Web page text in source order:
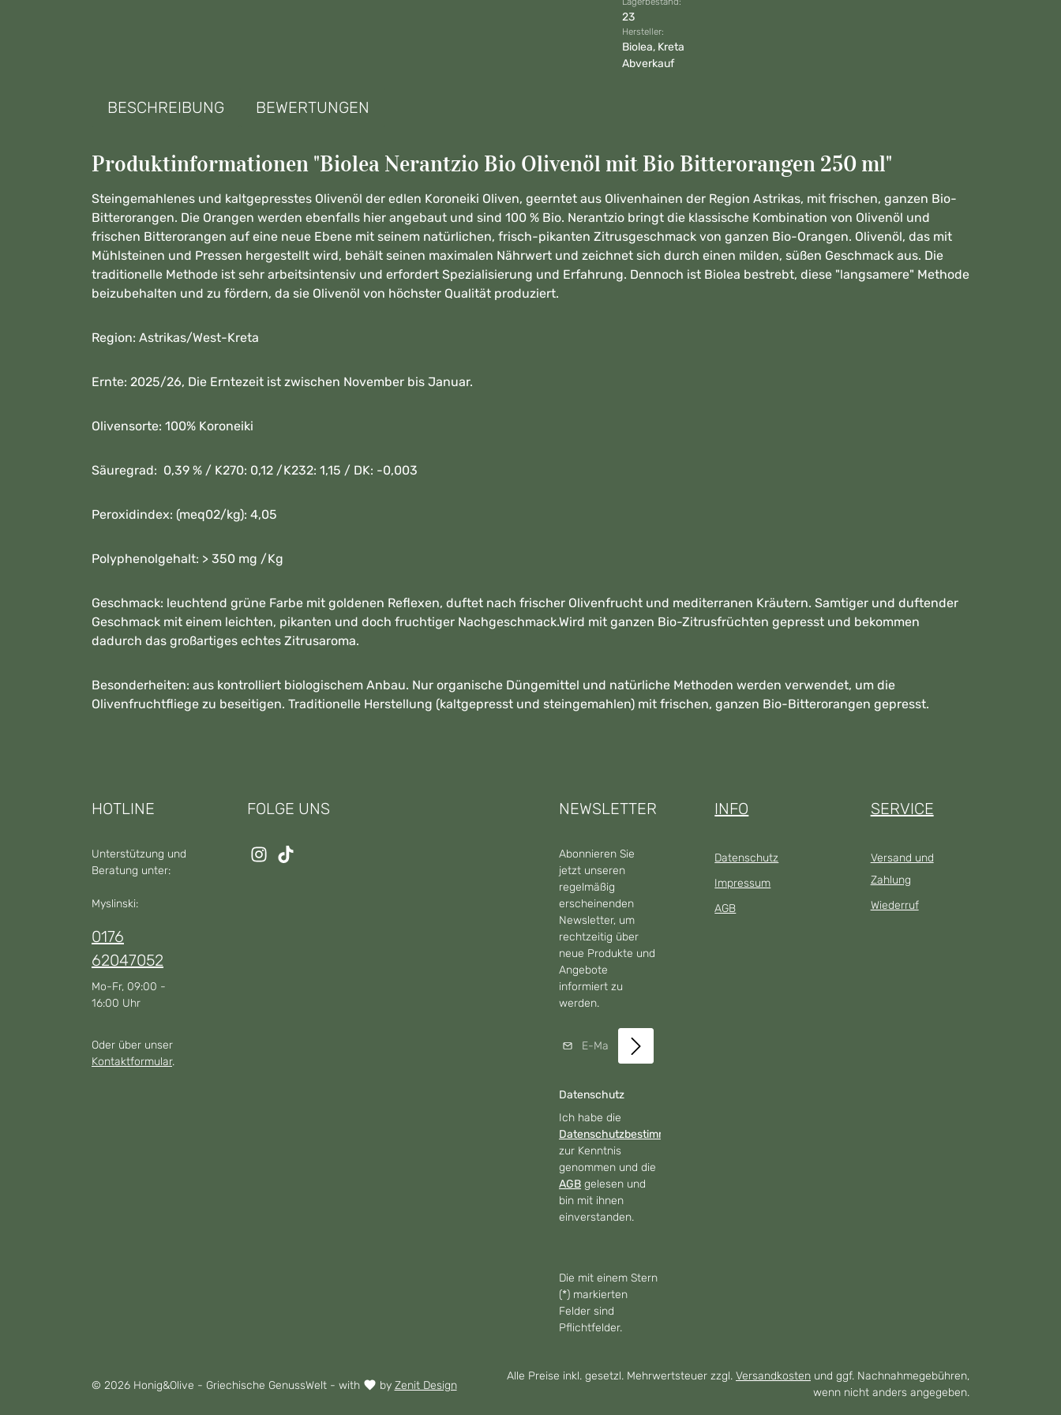
23
Hersteller:
Biolea, Kreta
Abverkauf
BESCHREIBUNG BEWERTUNGEN
Produktinformationen "Biolea Nerantzio Bio Olivenöl mit Bio Bitterorangen 250 ml"
Steingemahlenes und kaltgepresstes Olivenöl der edlen Koroneiki Oliven, geerntet aus Olivenhainen der Region Astrikas, mit frischen, ganzen Bio-
Bitterorangen. Die Orangen werden ebenfalls hier angebaut und sind 100 % Bio. Nerantzio bringt die klassische Kombination von Olivenöl und
frischen Bitterorangen auf eine neue Ebene mit seinem natürlichen, frisch-pikanten Zitrusgeschmack von ganzen Bio-Orangen. Olivenöl, das mit
Mühlsteinen und Pressen hergestellt wird, behält seinen maximalen Nährwert und zeichnet sich durch einen milden, süßen Geschmack aus. Die
traditionelle Methode ist sehr arbeitsintensiv und erfordert Spezialisierung und Erfahrung. Dennoch ist Biolea bestrebt, diese "langsamere" Methode
beizubehalten und zu fördern, da sie Olivenöl von höchster Qualität produziert.
Region: Astrikas/West-Kreta
Ernte: 2025/26, Die Erntezeit ist zwischen November bis Januar.
Olivensorte: 100% Koroneiki
Säuregrad: 0,39 % / K270: 0,12 /K232: 1,15 / DK: -0,003
Peroxidindex: (meq02/kg): 4,05
Polyphenolgehalt: > 350 mg /Kg
Geschmack: leuchtend grüne Farbe mit goldenen Reflexen, duftet nach frischer Olivenfrucht und mediterranen Kräutern. Samtiger und duftender
Geschmack mit einem leichten, pikanten und doch fruchtiger Nachgeschmack.Wird mit ganzen Bio-Zitrusfrüchten gepresst und bekommen
dadurch das großartiges echtes Zitrusaroma.
Besonderheiten: aus kontrolliert biologischem Anbau. Nur organische Düngemittel und natürliche Methoden werden verwendet, um die
Olivenfruchtfliege zu beseitigen. Traditionelle Herstellung (kaltgepresst und steingemahlen) mit frischen, ganzen Bio-Bitterorangen gepresst.
HOTLINE
Unterstützung und
Beratung unter:
Myslinski:
0176
62047052
Mo-Fr, 09:00 -
16:00 Uhr
Oder über unser
Kontaktformular.
FOLGE UNS NEWSLETTER
Abonnieren Sie
jetzt unseren
regelmäßig
erscheinenden
Newsletter, um
rechtzeitig über
neue Produkte und
Angebote
informiert zu
werden.
E-Mail-Adresse*
Datenschutz
Ich habe die
Datenschutzbestimmungen
zur Kenntnis
genommen und die
AGBgelesen und
bin mit ihnen
einverstanden.
Die mit einem Stern
(*) markierten
Felder sind
Pflichtfelder.
INFO
Datenschutz
Impressum
AGB
SERVICE
Versand und
Zahlung
Wiederruf
© 2026 Honig&Olive - Griechische GenussWelt - with by Zenit Design
Alle Preise inkl. gesetzl. Mehrwertsteuer zzgl. Versandkosten und ggf. Nachnahmegebühren,
wenn nicht anders angegeben.